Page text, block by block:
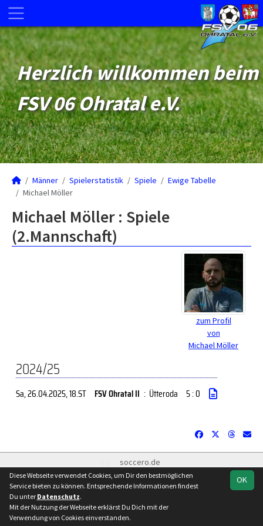
Herzlich willkommen beim
FSV 06 Ohratal e.V.
Männer Spielerstatistik Spiele
Ewige Tabelle
Michael Möller
Michael Möller : Spiele
(2.Mannschaft)
zum Profil
von
Michael Möller
2024/25
Sa, 26.04.2025, 18.ST FSV Ohratal II : Ütteroda 5 : 0
soccero.de
© 2006 - 2026
Besucherstatistik Kontakt Impressum
Datenschutz
Facebook
Instagram
OK
Diese Webseite verwendet Cookies, um Dir den bestmöglichen
Service bieten zu können. Entsprechende Informationen findest
Du unter Datenschutz.
Mit der Nutzung der Webseite erklärst Du Dich mit der
Verwendung von Cookies einverstanden.